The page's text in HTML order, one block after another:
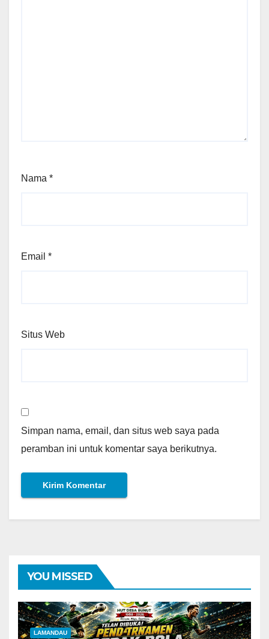
Nama *
Email *
Situs Web
Simpan nama, email, dan situs web saya pada
peramban ini untuk komentar saya berikutnya.
YOU MISSED
LAMANDAU